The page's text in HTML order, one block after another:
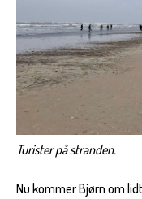
Turister på stranden.
Nu kommer Bjørn om